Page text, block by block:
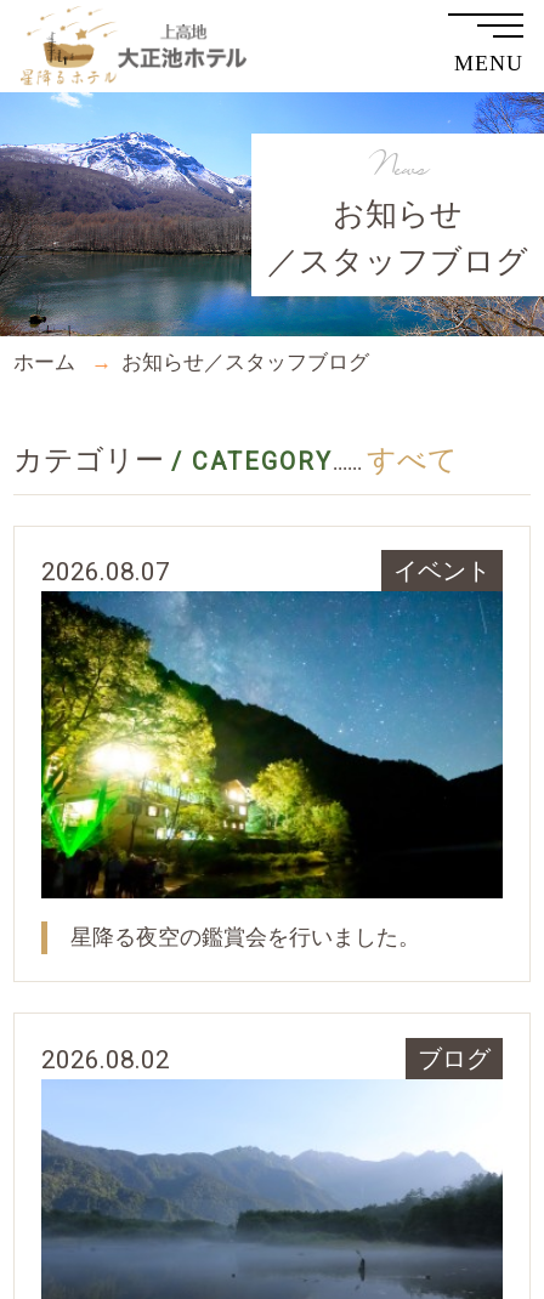
MENU
お知らせ
／スタッフブログ
News
ホーム お知らせ／スタッフブログ
カテゴリー / CATEGORY...... すべて
2026.08.07 イベント
星降る夜空の鑑賞会を行いました。
2026.08.02 ブログ